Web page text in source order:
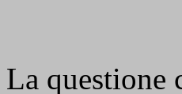
La questione